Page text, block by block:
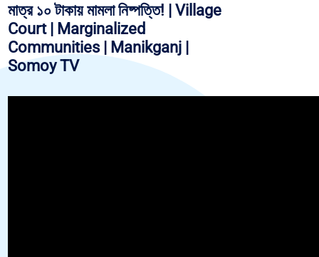
মাত্র ১০ টাকায় মামলা নিষ্পত্তি! | Village
Court | Marginalized
Communities | Manikganj |
Somoy TV